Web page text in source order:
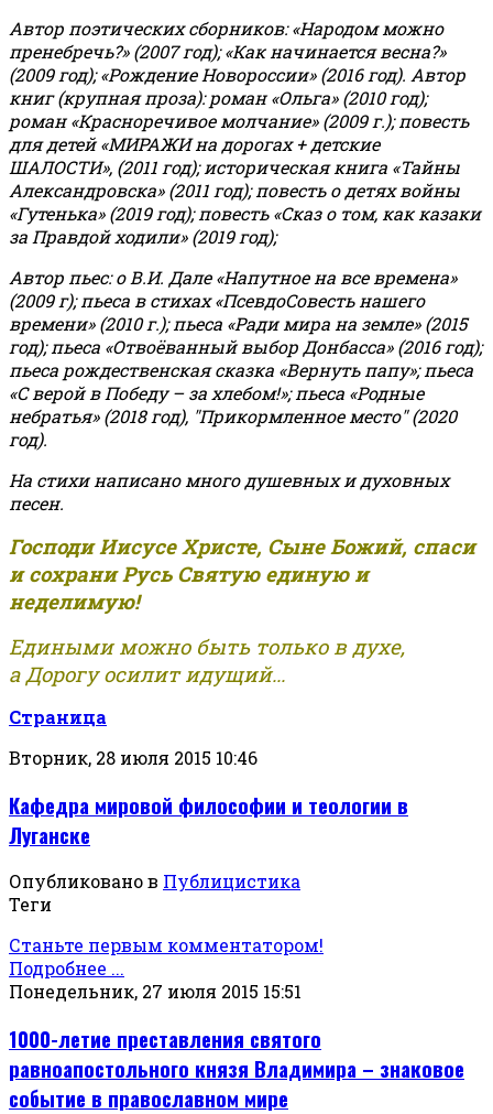
Автор поэтических сборников: «Народом можно
пренебречь?» (2007 год); «Как начинается весна?»
(2009 год); «Рождение Новороссии» (2016 год). Автор
книг (крупная проза): роман «Ольга» (2010 год);
роман «Красноречивое молчание» (2009 г.); повесть
для детей «МИРАЖИ на дорогах + детские
ШАЛОСТИ», (2011 год); историческая книга «Тайны
Александровска» (2011 год); повесть о детях войны
«Гутенька» (2019 год); повесть «Сказ о том, как казаки
за Правдой ходили» (2019 год);
Автор пьес: о В.И. Дале «Напутное на все времена»
(2009 г); пьеса в стихах «ПсевдоСовесть нашего
времени» (2010 г.); пьеса «Ради мира на земле» (2015
год); пьеса «Отвоёванный выбор Донбасса» (2016 год);
пьеса рождественская сказка «Вернуть папу»; пьеса
«С верой в Победу – за хлебом!»;пьеса «Родные
небратья» (2018 год), "Прикормленное место" (2020
год).
На стихи написано много душевных и духовных
песен.
Господи Иисусе Христе, Сыне Божий, спаси
и сохрани Русь Святую единую и
неделимую!
Едиными можно быть только в духе,
а Дорогу осилит идущий...
Страница
Вторник, 28 июля 2015 10:46
Кафедра мировой философии и теологии в
Луганске
Опубликовано в Публицистика
Теги
Станьте первым комментатором!
Подробнее ...
Понедельник, 27 июля 2015 15:51
1000-летие преставления святого
равноапостольного князя Владимира – знаковое
событие в православном мире